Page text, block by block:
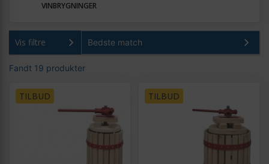
VINBRYGNINGER
Vis filtre
Fandt 19 produkter
TILBUD TILBUD